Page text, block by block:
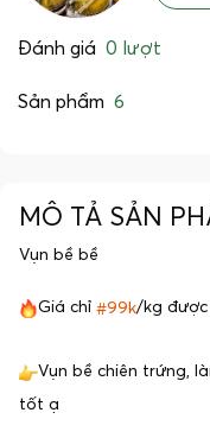
Đánh giá 0 lượt
Sản phẩm 6
MÔ TẢ SẢN
Vụn bề bề
Giá chỉ #99k/kg được
Vụn bề chiên trứng,
tốt ạ